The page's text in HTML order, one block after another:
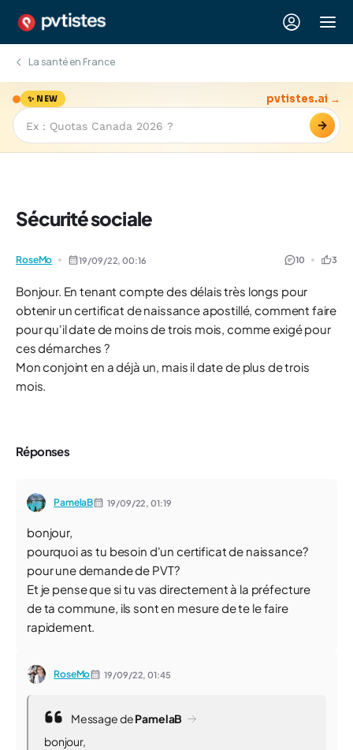
La santé en France
✨ NEW
→
pvtistes.ai →
Sécurité sociale
RoseMo 19/09/22,00:16 10 3
Bonjour. En tenant compte des délais très longs pour
obtenir un certificat de naissance apostillé, comment faire
pour qu'il date de moins de trois mois, comme exigé pour
ces démarches ?
Mon conjoint en a déjà un, mais il date de plus de trois
mois.
Réponses
PamelaB 19/09/22,01:19
bonjour,
pourquoi as tu besoin d'un certificat de naissance?
pour une demande de PVT?
Et je pense que si tu vas directement à la préfecture
de ta commune, ils sont en mesure de te le faire
rapidement.
RoseMo 19/09/22,01:45
Message dePamelaB
bonjour,